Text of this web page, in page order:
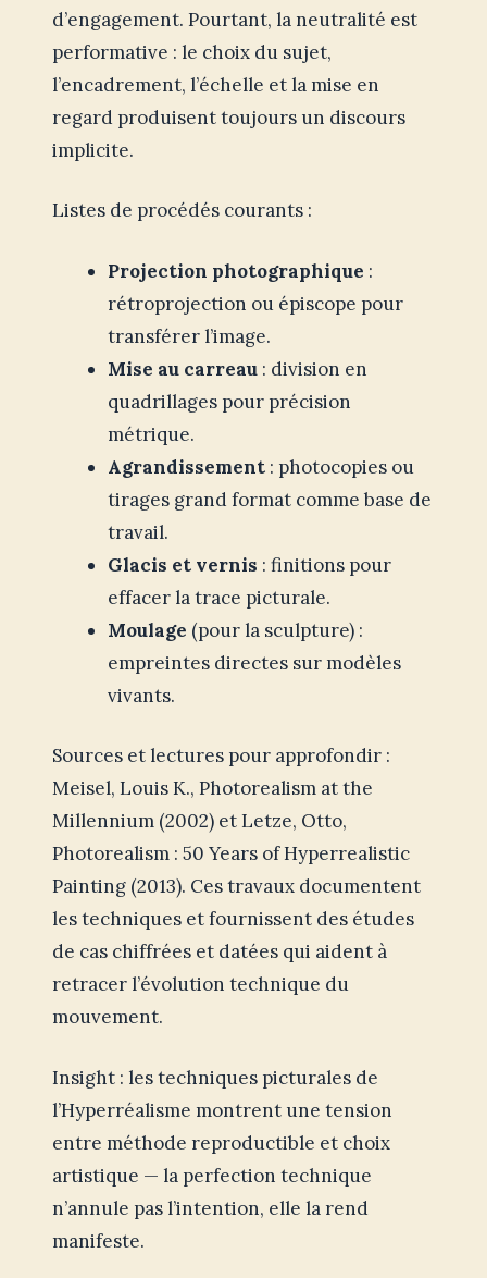
d’engagement. Pourtant, la neutralité est
performative : le choix du sujet,
l’encadrement, l’échelle et la mise en
regard produisent toujours un discours
implicite.
Listes de procédés courants :
Projection photographique :
rétroprojection ou épiscope pour
transférer l’image.
Mise au carreau: division en
quadrillages pour précision
métrique.
Agrandissement: photocopies ou
tirages grand format comme base de
travail.
Glacis et vernis : finitions pour
effacer la trace picturale.
Moulage (pour la sculpture) :
empreintes directes sur modèles
vivants.
Sources et lectures pour approfondir :
Meisel, Louis K., Photorealism at the
Millennium (2002) et Letze, Otto,
Photorealism : 50 Years of Hyperrealistic
Painting (2013). Ces travaux documentent
les techniques et fournissent des études
de cas chiffrées et datées qui aident à
retracer l’évolution technique du
mouvement.
Insight : les techniques picturales de
l’Hyperréalisme montrent une tension
entre méthode reproductible et choix
artistique — la perfection technique
n’annule pas l’intention, elle la rend
manifeste.